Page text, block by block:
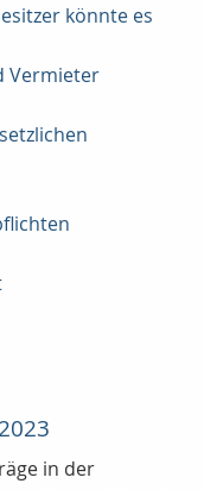
könnte es
Vermieter
in der